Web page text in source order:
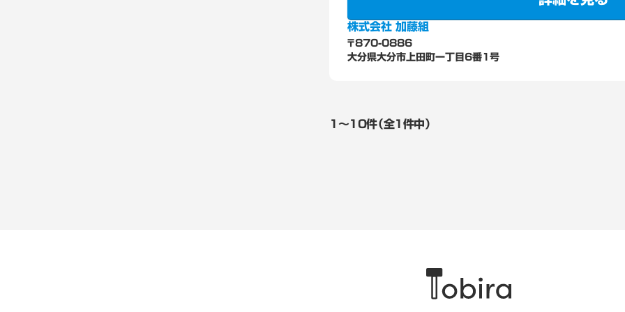
株式会社 加藤組
〒870-0886
大分県大分市上田町一丁目6番1号
1〜10件（全1件中）